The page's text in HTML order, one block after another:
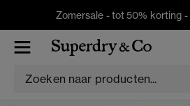
Zomersale - tot 50% korting -